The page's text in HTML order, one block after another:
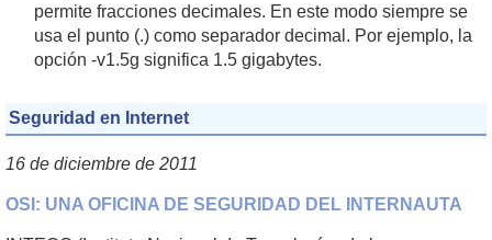
permite fracciones decimales. En este modo siempre se
usa el punto (.) como separador decimal. Por ejemplo, la
opción -v1.5g significa 1.5 gigabytes.
Seguridad en Internet
16 de diciembre de 2011
OSI: UNA OFICINA DE SEGURIDAD DEL INTERNAUTA